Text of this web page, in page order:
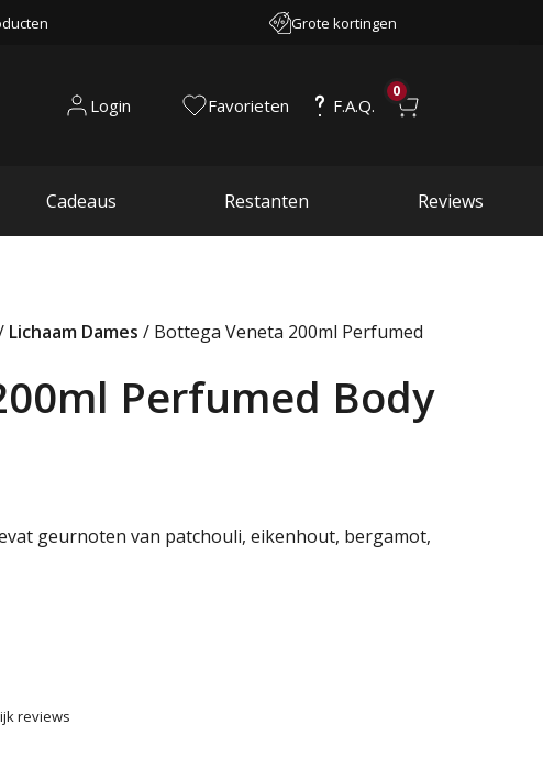
Grote kortingen
Login Favorieten F.A.Q.
0
Cadeaus Restanten Reviews
Lichaam Dames / Bottega Veneta 200ml Perfumed
Perfumed Body
geurnoten van patchouli, eikenhout, bergamot,
reviews